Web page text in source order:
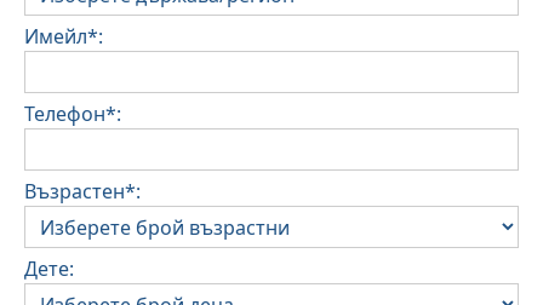
Имейл*:
Телефон*:
Възрастен*:
Дете: